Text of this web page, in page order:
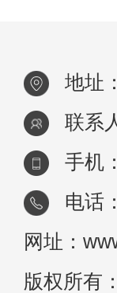
地址
联系
手机
电话
网址：
版权所有